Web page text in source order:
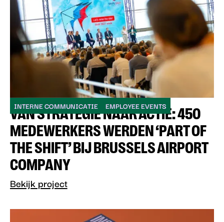
INTERNE COMMUNICATIE EMPLOYEE EVENTS
VAN STRATEGIE NAAR ACTIE: 450
MEDEWERKERS WERDEN ‘PART OF
THE SHIFT’ BIJ BRUSSELS AIRPORT
COMPANY
Bekijk project